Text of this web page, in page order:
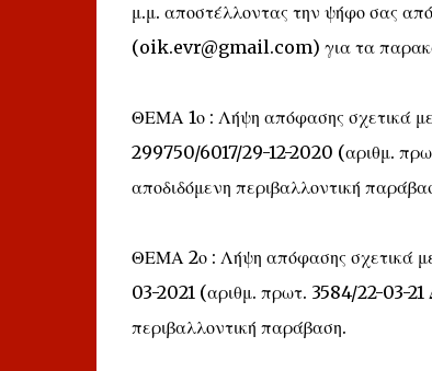
μ.μ. αποστέλλοντας την ψήφο σας
(oik.evr@gmail.com) για τα
ΘΕΜΑ 1ο : Λήψη απόφασης σχετικά με
299750/6017/29-12-2020 (αριθμ.
αποδιδόμενη περιβαλλοντική
ΘΕΜΑ 2ο : Λήψη απόφασης σχετικά
03-2021 (αριθμ. πρωτ. 3584/22-03-21
περιβαλλοντική παράβαση.